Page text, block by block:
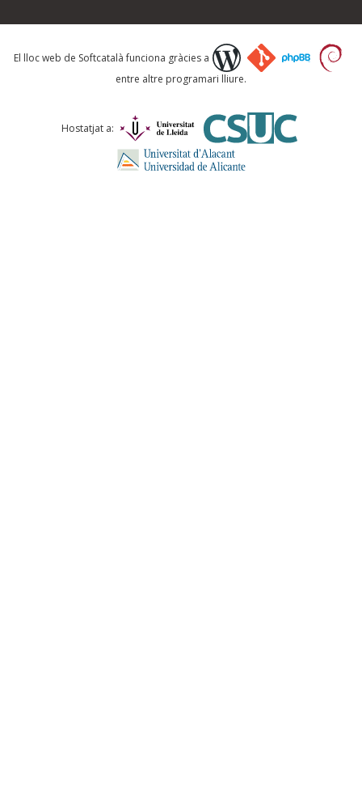
Què proposeu?
Comentari *
El lloc web de Softcatalà funciona gràcies a
entre altre programari lliure.
Hostatjat a: